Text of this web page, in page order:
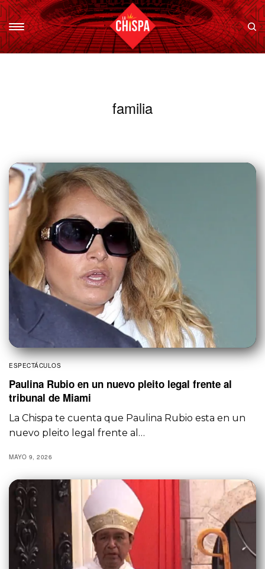
familia
ESPECTÁCULOS
Paulina Rubio en un nuevo pleito legal frente al
tribunal de Miami
La Chispa te cuenta que Paulina Rubio esta en un
nuevo pleito legal frente al…
MAYO 9, 2026